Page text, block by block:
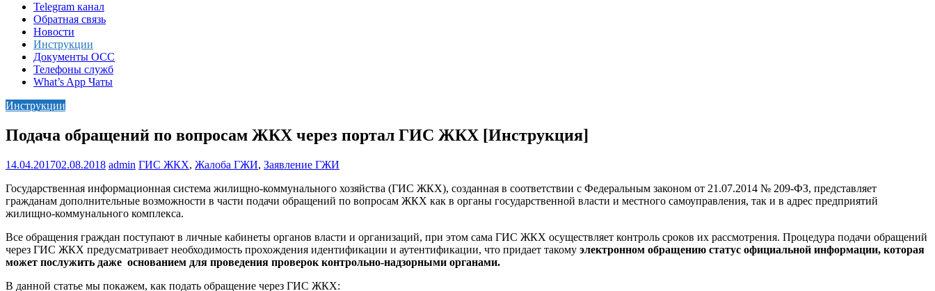
Telegram канал
Обратная связь
Новости
Инструкции
Документы ОСС
Телефоны служб
What’s App Чаты
Инструкции
Подача обращений по вопросам ЖКХ через портал ГИС ЖКХ [Инструкция]
14.04.201702.08.2018 admin ГИС ЖКХ, Жалоба ГЖИ, Заявление ГЖИ
Государственная информационная система жилищно-коммунального хозяйства (ГИС ЖКХ), созданная в соответствии с Федеральным законом от 21.07.2014 № 209-ФЗ, представляет
гражданам дополнительные возможности в части подачи обращений по вопросам ЖКХ как в органы государственной власти и местного самоуправления, так и в адрес предприятий
жилищно-коммунального комплекса.
Все обращения граждан поступают в личные кабинеты органов власти и организаций, при этом сама ГИС ЖКХ осуществляет контроль сроков их рассмотрения. Процедура подачи обращений
через ГИС ЖКХ предусматривает необходимость прохождения идентификации и аутентификации, что придает такому электронном обращению статус официальной информации, которая
может послужить даже основанием для проведения проверок контрольно-надзорными органами.
В данной статье мы покажем, как подать обращение через ГИС ЖКХ: